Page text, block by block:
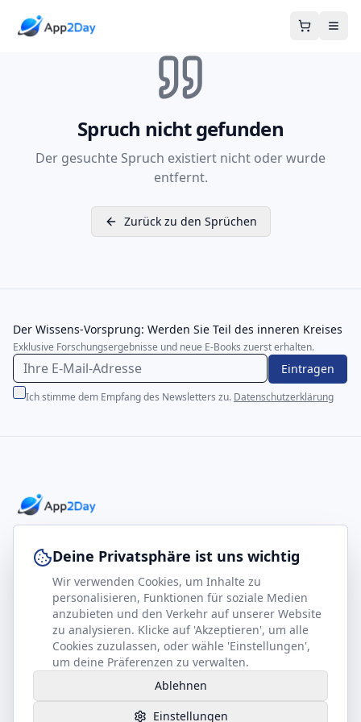
Spruch nicht gefunden
Der gesuchte Spruch existiert nicht oder wurde
entfernt.
Zurück zu den Sprüchen
Der Wissens-Vorsprung: Werden Sie Teil des inneren Kreises
Exklusive Forschungsergebnisse und neue E-Books zuerst erhalten.
Eintragen
Ich stimme dem Empfang des Newsletters zu. Datenschutzerklärung
footer.company
Kontakt
Partner werden
Gesundheits-Kompass
Rechtliches
Impressum
Datenschutz
AGB
Deine Privatsphäre ist uns wichtig
Wir verwenden Cookies, um Inhalte zu
personalisieren, Funktionen für soziale Medien
anzubieten und den Verkehr auf unserer Website
zu analysieren. Klicke auf 'Akzeptieren', um alle
Cookies zuzulassen, oder wähle 'Einstellungen',
um deine Präferenzen zu verwalten.
Ablehnen
Einstellungen
Hilfe benötigt?